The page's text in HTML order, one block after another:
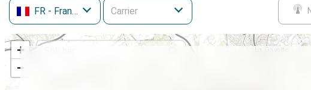
FR - Frankrike
+
−